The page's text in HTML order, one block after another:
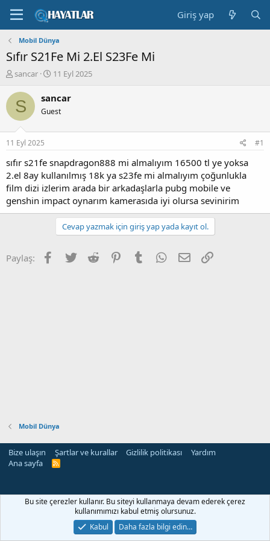
Giriş yap
Mobil Dünya
Sıfır S21Fe Mi 2.El S23Fe Mi
K
n
b
u
u
b
a
l
a
t
a
sancar
B
ş
a
ç
t
a
r
i
h
11 Eyl 2025
S sancar
Guest
11 Eyl 2025 #1
sıfır s21fe snapdragon888 mi almalıyım 16500 tl ye yoksa
2.el 8ay kullanılmış 18k ya s23fe mi almalıyım çoğunlukla
film dizi izlerim arada bir arkadaşlarla pubg mobile ve
genshin impact oynarım kamerasıda iyi olursa sevinirim
Cevap yazmak için giriş yap yada kayıt ol.
Paylaş: Facebook
Twitter Reddit PinterestTumblr WhatsApp
E-posta
Mobil Dünya
Bize ulaşın Şartlar ve kurallar Gizlilik politikası
Yardım
Ana sayfa
R
Bu site çerezler kullanır. Bu siteyi kullanmaya devam ederek çerez
kullanımımızı kabul etmiş olursunuz.
Kabul
Daha fazla bilgi edin…